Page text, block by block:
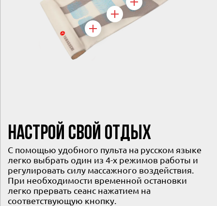
НАСТРОЙ СВОЙ ОТДЫХ
С помощью удобного пульта на русском языке
легко выбрать один из 4-х режимов работы и
регулировать силу массажного воздействия.
При необходимости временной остановки
легко прервать сеанс нажатием на
соответствующую кнопку.